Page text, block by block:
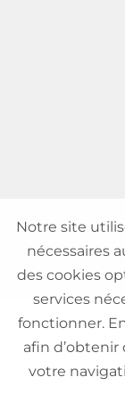
Notre site
nécessaires
des cookies
services
fonctionner.
afin
votre